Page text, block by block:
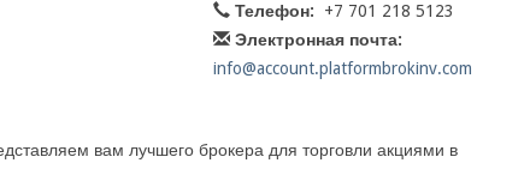
Телефон:
+7 701 218 5123
Электронная почта:
info@account.platformbrokinv.com
вам лучшего брокера для торговли акциями в